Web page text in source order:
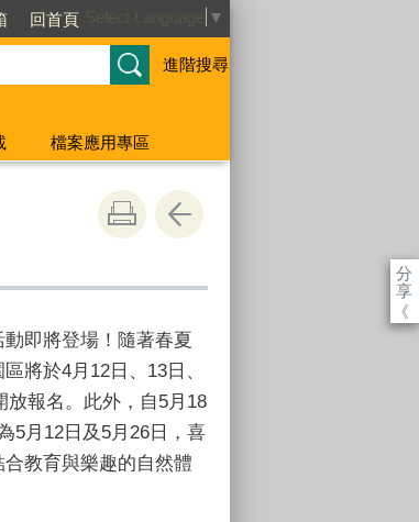
回首頁 ▼
進階搜尋
檔案應用專區
分
享
《
即將登場！隨著春夏
將於4月12日、13日、
放報名。此外，自5月18
5月12日及5月26日，喜
教育與樂趣的自然體